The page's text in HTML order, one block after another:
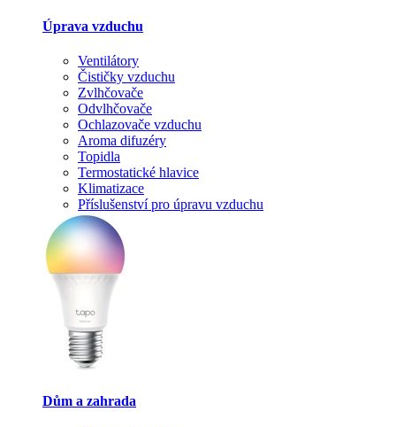
Úprava vzduchu
Ventilátory
Čističky vzduchu
Zvlhčovače
Odvlhčovače
Ochlazovače vzduchu
Aroma difuzéry
Topidla
Termostatické hlavice
Klimatizace
Příslušenství pro úpravu vzduchu
Dům a zahrada